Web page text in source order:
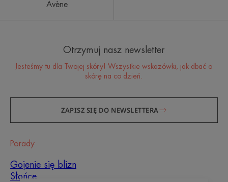
Avène
Otrzymuj nasz newsletter
Jesteśmy tu dla Twojej skóry! Wszystkie wskazówki, jak dbać o
skórę na co dzień.
ZAPISZ SIĘ DO NEWSLETTERA
Porady
Gojenie się blizn
Słońce